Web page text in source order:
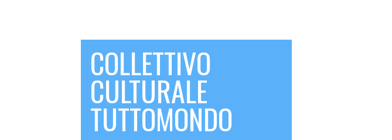
COLLETTIVO
CULTURALE
TUTTOMONDO